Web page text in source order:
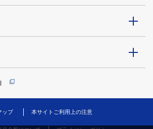
ップ 本サイトご利用上の注意